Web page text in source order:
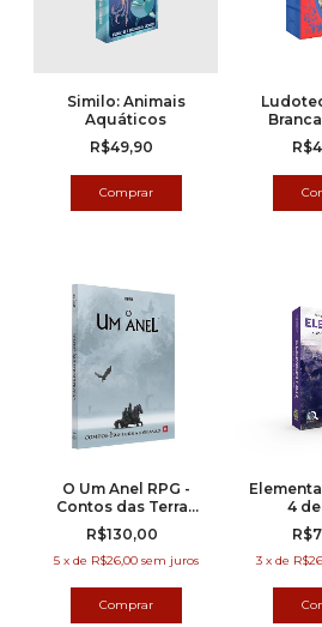
Similo: Animais
Aquáticos
R$49,90
O Um Anel RPG -
Contos das Terras
Ermas
R$130,00
5 x de R$26,00 sem juros
4
3 x de